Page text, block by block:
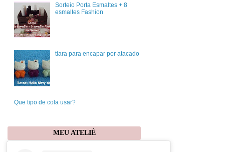
Sorteio Porta Esmaltes + 8
esmaltes Fashion
tiara para encapar por atacado
Que tipo de cola usar?
MEU ATELIÊ